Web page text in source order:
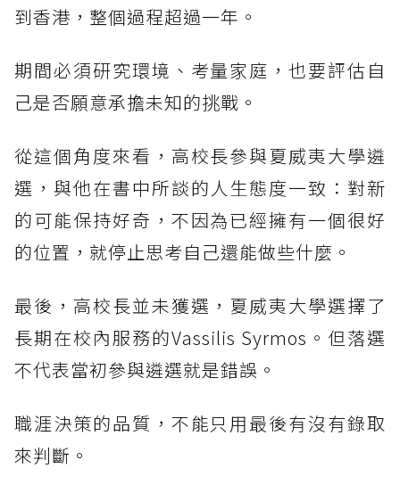
到香港，整個過程超過一年。
期間必須研究環境、考量家庭，也要評估自
己是否願意承擔未知的挑戰。
從這個角度來看，高校長參與夏威夷大學遴
選，與他在書中所談的人生態度一致：對新
的可能保持好奇，不因為已經擁有一個很好
的位置，就停止思考自己還能做些什麼。
最後，高校長並未獲選，夏威夷大學選擇了
長期在校內服務的Vassilis Syrmos。但落選
不代表當初參與遴選就是錯誤。
職涯決策的品質，不能只用最後有沒有錄取
來判斷。